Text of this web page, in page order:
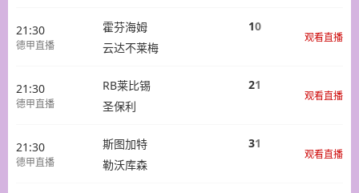
21:30
德甲直播
霍芬海姆
云达不莱梅
10
观看直播
21:30
德甲直播
RB莱比锡
圣保利
21
观看直播
21:30
德甲直播
斯图加特
勒沃库森
31
观看直播